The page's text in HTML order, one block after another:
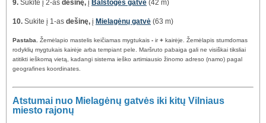
9. Sukite į 2-as dešinę, į Balstogės gatvė (42 m)
10. Sukite į 1-as dešinę, į Mielagėnų gatvė (63 m)
Pastaba. Žemėlapio mastelis keičiamas mygtukais - ir+ kairėje. Žemėlapis stumdomas
rodyklių mygtukais kairėje arba tempiant pele. Maršruto pabaiga gali ne visiškai tiksliai
atitikti ieškomą vietą, kadangi sistema ieško artimiausio žinomo adreso (namo) pagal
geografines koordinates.
Atstumai nuo Mielagėnų gatvės iki kitų Vilniaus
miesto rajonų